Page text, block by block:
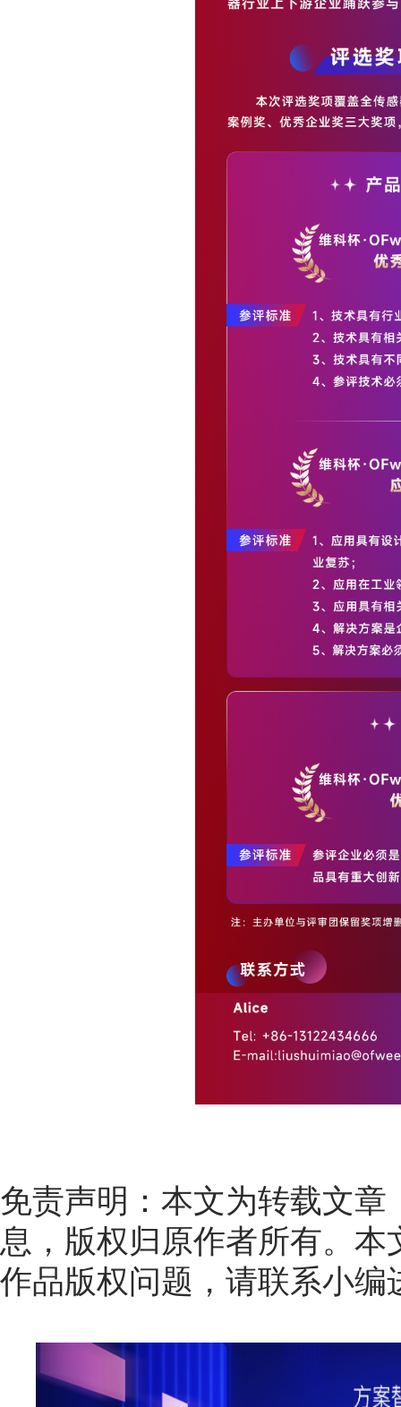
免责声明：本文为转载文
息，版权归原作者所有。
作品版权问题，请联系小编